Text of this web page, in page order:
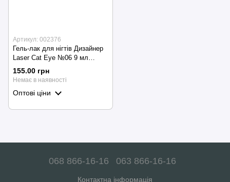
Артикул: 002376
Гель-лак для нігтів Дизайнер
Laser Cat Eye №06 9 мл
(котяче око)
155.00 грн
Немає в наявності
Оптові ціни
068 866-16-16 063 866-16-16
Контактна інформація